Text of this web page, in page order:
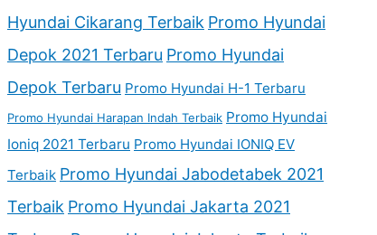
Hyundai Cikarang Terbaik Promo Hyundai
Depok 2021 Terbaru Promo Hyundai
Depok Terbaru Promo Hyundai H-1 Terbaru
Promo Hyundai Harapan Indah Terbaik Promo Hyundai
Ioniq 2021 Terbaru Promo Hyundai IONIQ EV
Terbaik Promo Hyundai Jabodetabek 2021
Terbaik Promo Hyundai Jakarta 2021